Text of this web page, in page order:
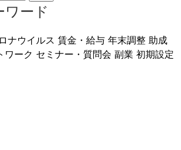
ワード
ナウイルス 賃金・給与 年末調整 助成
ワーク セミナー・質問会 副業 初期設定